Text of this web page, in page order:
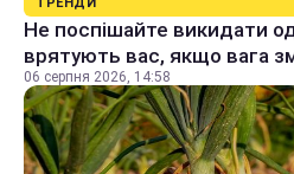
Не поспішайте викидати
врятують вас, якщо вага
06 серпня 2026, 14:58